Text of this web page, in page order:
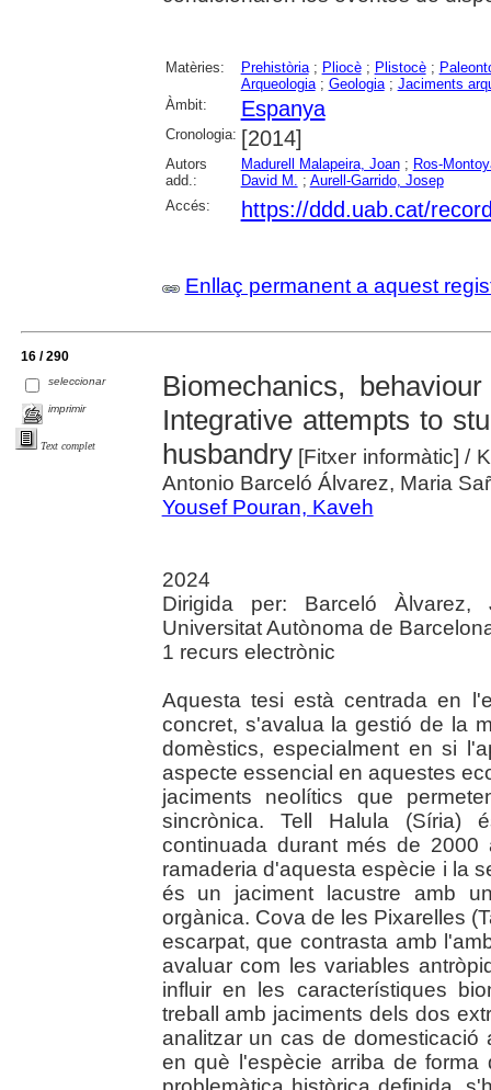
Matèries: Prehistòria; Pliocè; Plistocè;
Arqueologia; Geologia; Jaciments
Àmbit:
Espanya
Cronologia: [2014]
Autors
add.:
Madurell Malapeira, Joan; Ros-
David M.
; Aurell-Garrido, Josep
Accés:
https://ddd.uab.cat/
Enllaç permanent a aquest
16 / 290
seleccionar
imprimir
Text complet
Biomechanics,
Integrative attempts to
husbandry[Fitxer informàtic]/
Antonio Barceló Álvarez, Maria
Yousef Pouran, Kaveh
2024
Dirigida per: Barceló
Universitat Autònoma de
1 recurs electrònic
Aquesta tesi està centrada en
concret, s'avalua la gestió de la
domèstics, especialment en si
aspecte essencial en aquestes
jaciments neolítics que
sincrònica. Tell Halula (Síria)
continuada durant més de
ramaderia d'aquesta espècie i la
és un jaciment lacustre amb
orgànica. Cova de les Pixarelles
escarpat, que contrasta amb
avaluar com les variables
influir en les característiques
treball amb jaciments dels dos
analitzar un cas de domesticació
en què l'espècie arriba de forma